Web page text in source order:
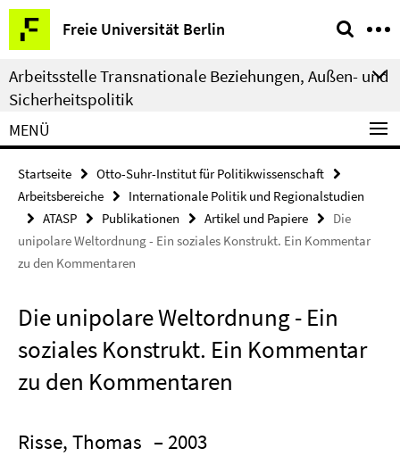
Springe
direkt
zu
Inhalt
Freie Universität Berlin
Service-
Navigation
Arbeitsstelle Transnationale Beziehungen, Außen- und
Sicherheitspolitik
MENÜ
Startseite
Otto-Suhr-Institut für Politikwissenschaft
Arbeitsbereiche
Internationale Politik und Regionalstudien
ATASP
Publikationen Artikel und Papiere
Die
unipolare Weltordnung - Ein soziales Konstrukt. Ein Kommentar
zu den Kommentaren
Die unipolare Weltordnung - Ein
soziales Konstrukt. Ein Kommentar
zu den Kommentaren
Risse, Thomas – 2003